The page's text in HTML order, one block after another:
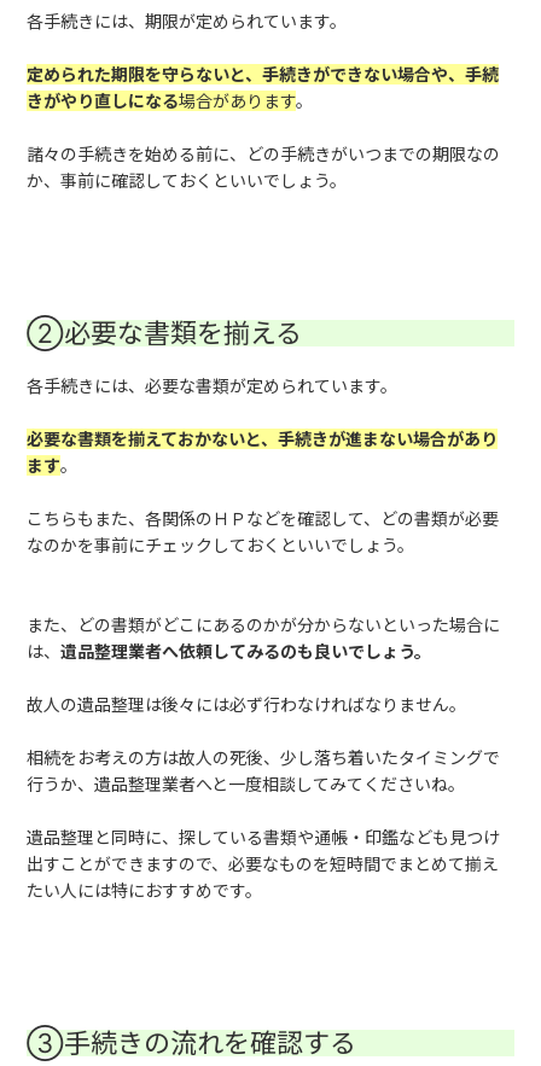
各手続きには、期限が定められています。
定められた期限を守らないと、手続きができない場合や、手続
きがやり直しになる場合があります。
諸々の手続きを始める前に、どの手続きがいつまでの期限なの
か、事前に確認しておくといいでしょう。
②必要な書類を揃える
各手続きには、必要な書類が定められています。
必要な書類を揃えておかないと、手続きが進まない場合があり
ます。
こちらもまた、各関係のＨＰなどを確認して、どの書類が必要
なのかを事前にチェックしておくといいでしょう。
また、どの書類がどこにあるのかが分からないといった場合に
は、遺品整理業者へ依頼してみるのも良いでしょう。
故人の遺品整理は後々には必ず行わなければなりません。
相続をお考えの方は故人の死後、少し落ち着いたタイミングで
行うか、遺品整理業者へと一度相談してみてくださいね。
遺品整理と同時に、探している書類や通帳・印鑑なども見つけ
出すことができますので、必要なものを短時間でまとめて揃え
たい人には特におすすめです。
③手続きの流れを確認する